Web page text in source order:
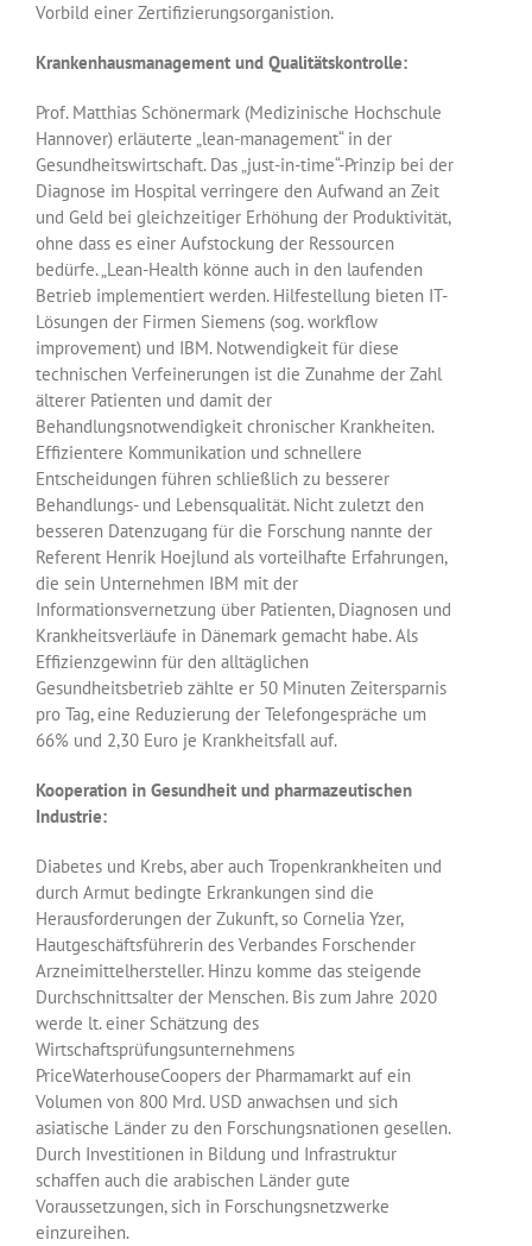
Vorbild einer Zertifizierungsorganistion.
Krankenhausmanagement und Qualitätskontrolle:
Prof. Matthias Schönermark (Medizinische Hochschule
Hannover) erläuterte „lean-management“ in der
Gesundheitswirtschaft. Das „just-in-time“-Prinzip bei der
Diagnose im Hospital verringere den Aufwand an Zeit
und Geld bei gleichzeitiger Erhöhung der Produktivität,
ohne dass es einer Aufstockung der Ressourcen
bedürfe. „Lean-Health könne auch in den laufenden
Betrieb implementiert werden. Hilfestellung bieten IT-
Lösungen der Firmen Siemens (sog. workflow
improvement) und IBM. Notwendigkeit für diese
technischen Verfeinerungen ist die Zunahme der Zahl
älterer Patienten und damit der
Behandlungsnotwendigkeit chronischer Krankheiten.
Effizientere Kommunikation und schnellere
Entscheidungen führen schließlich zu besserer
Behandlungs- und Lebensqualität. Nicht zuletzt den
besseren Datenzugang für die Forschung nannte der
Referent Henrik Hoejlund als vorteilhafte Erfahrungen,
die sein Unternehmen IBM mit der
Informationsvernetzung über Patienten, Diagnosen und
Krankheitsverläufe in Dänemark gemacht habe. Als
Effizienzgewinn für den alltäglichen
Gesundheitsbetrieb zählte er 50 Minuten Zeitersparnis
pro Tag, eine Reduzierung der Telefongespräche um
66% und 2,30 Euro je Krankheitsfall auf.
Kooperation in Gesundheit und pharmazeutischen
Industrie:
Diabetes und Krebs, aber auch Tropenkrankheiten und
durch Armut bedingte Erkrankungen sind die
Herausforderungen der Zukunft, so Cornelia Yzer,
Hautgeschäftsführerin des Verbandes Forschender
Arzneimittelhersteller. Hinzu komme das steigende
Durchschnittsalter der Menschen. Bis zum Jahre 2020
werde lt. einer Schätzung des
Wirtschaftsprüfungsunternehmens
PriceWaterhouseCoopers der Pharmamarkt auf ein
Volumen von 800 Mrd. USD anwachsen und sich
asiatische Länder zu den Forschungsnationen gesellen.
Durch Investitionen in Bildung und Infrastruktur
schaffen auch die arabischen Länder gute
Voraussetzungen, sich in Forschungsnetzwerke
einzureihen.